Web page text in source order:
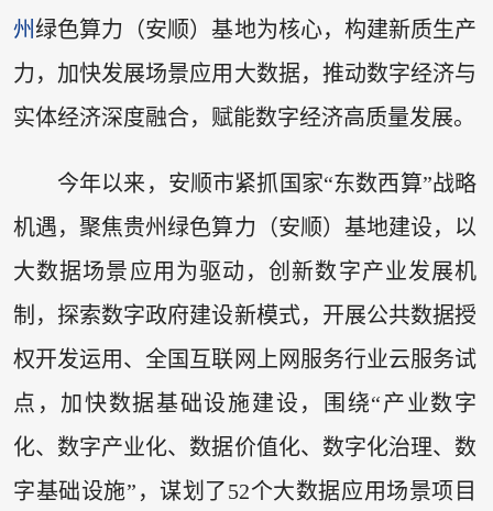
州绿色算力（安顺）基地为核心，构建新质生产
力，加快发展场景应用大数据，推动数字经济与
实体经济深度融合，赋能数字经济高质量发展。
今年以来，安顺市紧抓国家“东数西算”战略
机遇，聚焦贵州绿色算力（安顺）基地建设，以
大数据场景应用为驱动，创新数字产业发展机
制，探索数字政府建设新模式，开展公共数据授
权开发运用、全国互联网上网服务行业云服务试
点，加快数据基础设施建设，围绕“产业数字
化、数字产业化、数据价值化、数字化治理、数
字基础设施”，谋划了52个大数据应用场景项目